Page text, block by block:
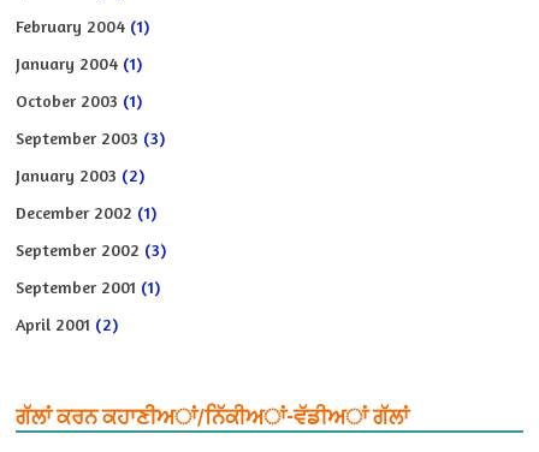
February 2004 (1)
January 2004 (1)
October 2003 (1)
September 2003 (3)
January 2003 (2)
December 2002 (1)
September 2002 (3)
September 2001 (1)
April 2001 (2)
ਗੱਲਾਂ ਕਰਨ ਕਹਾਣੀਅਾਂ/ਨਿੱਕੀਅਾਂ-ਵੱਡੀਅਾਂ ਗੱਲਾਂ